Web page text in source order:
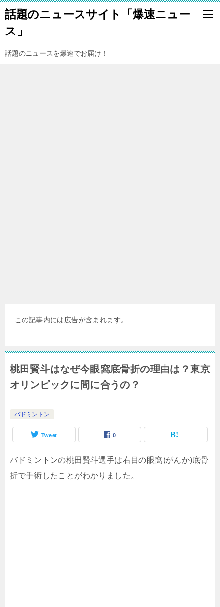
話題のニュースサイト「爆速ニュー
ス」
話題のニュースを爆速でお届け！
この記事内には広告が含まれます。
桃田賢斗はなぜ今眼窩底骨折の理由は？東京
オリンピックに間に合うの？
バドミントン
Tweet 0
バドミントンの桃田賢斗選手は右目の眼窩(がんか)底骨
折で手術したことがわかりました。